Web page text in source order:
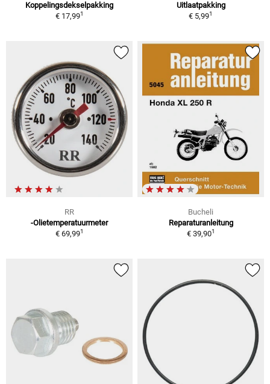
Koppelingsdekselpakking
€ 17,991
Uitlaatpakking
€ 5,991
RR
-Olietemperatuurmeter
€ 69,991
Bucheli
Reparaturanleitung
€ 39,901